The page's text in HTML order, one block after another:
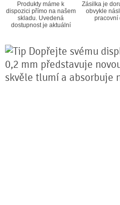
Produkty máme k
dispozici přímo na našem
skladu. Uvedená
dostupnost je aktuální
Zásilka je
obvykle
pracovní
Dopřejte svému
0,2 mm představuje
skvěle tlumí a absorbuje